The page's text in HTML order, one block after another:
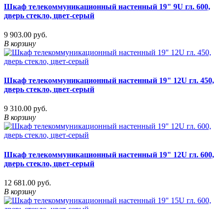
Шкаф телекоммуникационный настенный 19" 9U гл. 600,
дверь стекло, цвет-серый
9 903.00 руб.
В корзину
Шкаф телекоммуникационный настенный 19" 12U гл. 450,
дверь стекло, цвет-серый
9 310.00 руб.
В корзину
Шкаф телекоммуникационный настенный 19" 12U гл. 600,
дверь стекло, цвет-серый
12 681.00 руб.
В корзину